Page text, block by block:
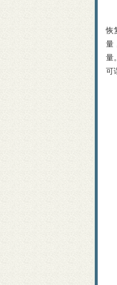
恢
量
量
可